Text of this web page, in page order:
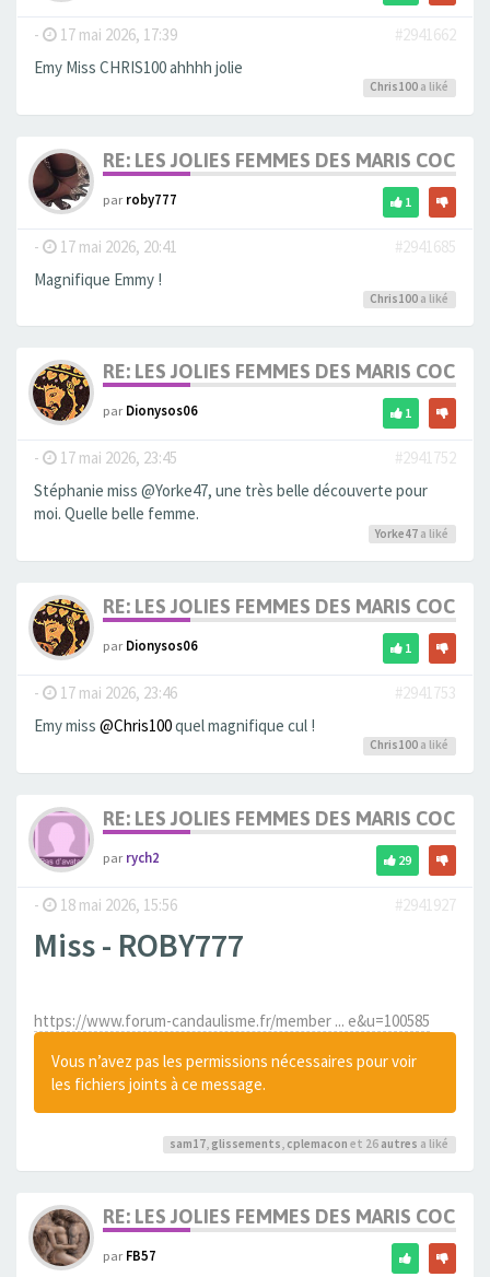
- 17 mai 2026, 17:39
#2941662
Emy Miss CHRIS100 ahhhh jolie
Chris100 a liké
RE: LES JOLIES FEMMES DES MARIS COCUS
parroby777 1
- 17 mai 2026, 20:41
#2941685
Magnifique Emmy !
Chris100 a liké
RE: LES JOLIES FEMMES DES MARIS COCUS
parDionysos06 1
- 17 mai 2026, 23:45
#2941752
Stéphanie miss @Yorke47, une très belle découverte pour
moi. Quelle belle femme.
Yorke47 a liké
RE: LES JOLIES FEMMES DES MARIS COCUS
parDionysos06 1
- 17 mai 2026, 23:46
#2941753
Emy miss @Chris100quel magnifique cul !
Chris100 a liké
RE: LES JOLIES FEMMES DES MARIS COCUS
parrych2 29
- 18 mai 2026, 15:56 #2941927
Miss - ROBY777
https://www.forum-candaulisme.fr/member ... e&u=100585
Vous n’avez pas les permissions nécessaires pour voir
les fichiers joints à ce message.
sam17 glissements cplemacon et 26 autres a liké
RE: LES JOLIES FEMMES DES MARIS COCUS
parFB57